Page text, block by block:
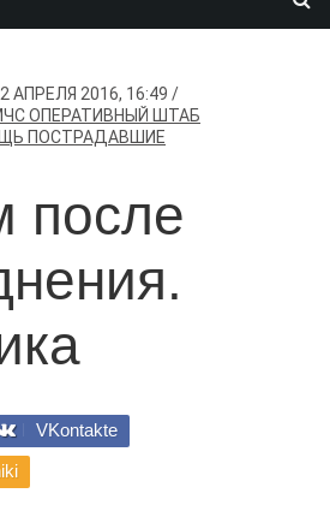
АПРЕЛЯ 2016, 16:49
ОПЕРАТИВНЫЙ ШТАБ
ПОСТРАДАВШИЕ
после
VKontakte